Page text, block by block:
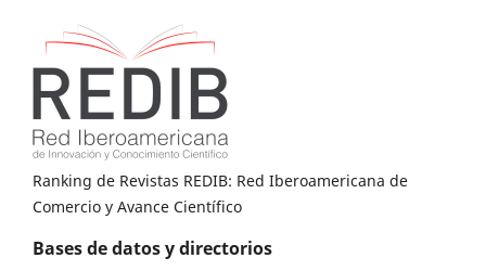
Ranking de Revistas REDIB: Red Iberoamericana de
Comercio y Avance Científico
Bases de datos y directorios